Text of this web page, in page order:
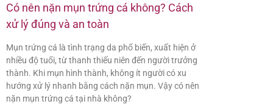
Có nên nặn mụn trứng cá không? Cách
xử lý đúng và an toàn
Mụn trứng cá là tình trạng da phổ biến, xuất hiện ở
nhiều độ tuổi, từ thanh thiếu niên đến người trưởng
thành. Khi mụn hình thành, không ít người có xu
hướng xử lý nhanh bằng cách nặn mụn. Vậy có nên
nặn mụn trứng cá tại nhà không?